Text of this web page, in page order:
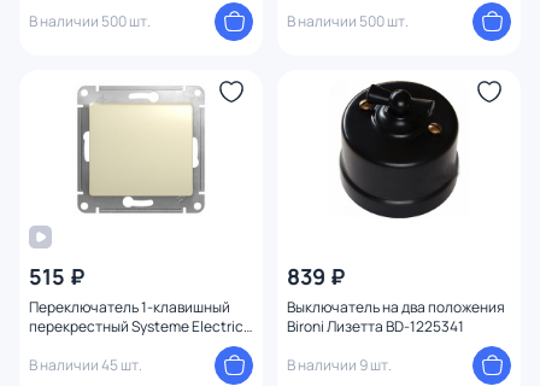
В наличии 500 шт.
В наличии 500 шт.
515 ₽
Переключатель 1-клавишный
перекрестный Systeme Electric
В наличии 45 шт.
839 ₽
Выключатель на два положения
Bironi Лизетта BD-1225341
В наличии 9 шт.